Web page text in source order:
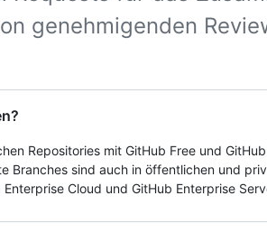
genehmigenden
Repositories mit GitHub Free und
Branches sind auch in öffentlichen und
Cloud und GitHub Enterprise